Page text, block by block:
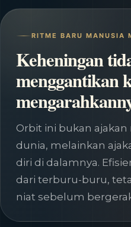
RITME BARU MANUSIA
Keheningan
menggantikan
Orbit ini bukan
dunia, melainkan
diri di dalamnya.
dari terburu-buru,
niat sebelum